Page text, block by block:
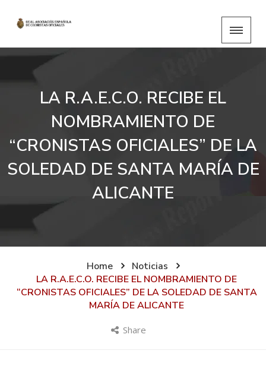
LA R.A.E.C.O. RECIBE EL
NOMBRAMIENTO DE
“CRONISTAS OFICIALES” DE LA
SOLEDAD DE SANTA MARÍA DE
ALICANTE
Home
Noticias
LA R.A.E.C.O. RECIBE EL NOMBRAMIENTO DE
“CRONISTAS OFICIALES” DE LA SOLEDAD DE SANTA
MARÍA DE ALICANTE
Share